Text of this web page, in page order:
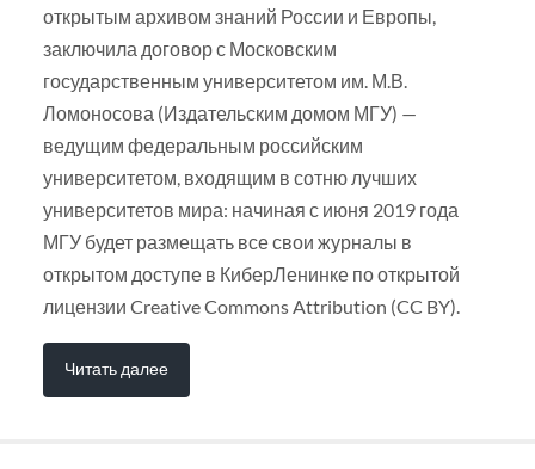
открытым архивом знаний России и Европы,
заключила договор с Московским
государственным университетом им. М.В.
Ломоносова (Издательским домом МГУ) —
ведущим федеральным российским
университетом, входящим в сотню лучших
университетов мира: начиная с июня 2019 года
МГУ будет размещать все свои журналы в
открытом доступе в КиберЛенинке по открытой
лицензии Creative Commons Attribution (CC BY).
Читать далее